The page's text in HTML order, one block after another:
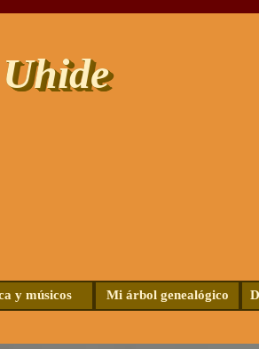
Saltar menú
y músicos ▼
Mi árbol genealógico